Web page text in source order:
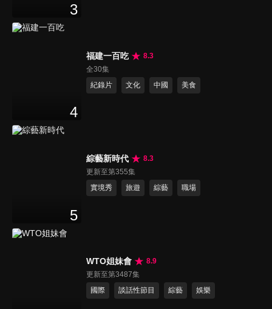
3
4
福建一百吃
8.3
全30集
紀錄片
文化 中國 美食
5
綜藝新時代
8.3
更新至第355集
實境秀
旅遊 綜藝 職場
WTO姐妹會
8.9
更新至第3487集
國際
談話性節目 綜藝 娛樂